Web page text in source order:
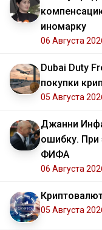
иномарку
06 Августа
Dubai Duty
покупки
05 Августа
Джанни
ошибку. При
ФИФА
06 Августа
05 Августа